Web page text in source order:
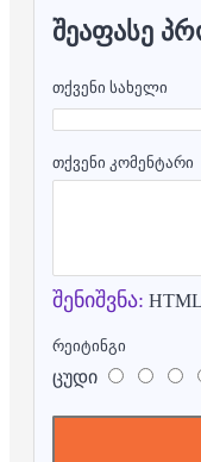
ᲨᲔᲐᲤᲐᲡᲔ
თქვენი სახელი
თქვენი კომენტარი
შენიშვნა:
რეიტინგი
ცუდი